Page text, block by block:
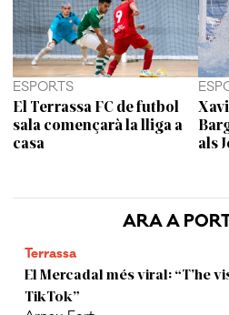
ARA A
Terrassa
El Mercadal més viral: “T’he
TikTok”
ESPORTS
El Terrassa FC de futbol
sala començarà la lliga a
casa
als